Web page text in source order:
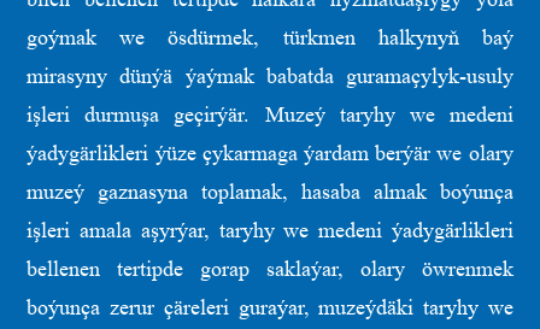
goýmak we ösdürmek, türkmen halkynyň baý
mirasyny dünýä ýaýmak babatda guramaçylyk-usuly
işleri durmuşa geçirýär. Muzeý taryhy we medeni
ýadygärlikleri ýüze çykarmaga ýardam berýär we olary
muzeý gaznasyna toplamak, hasaba almak boýunça
işleri amala aşyrýar, taryhy we medeni ýadygärlikleri
bellenen tertipde gorap saklaýar, olary öwrenmek
boýunça zerur çäreleri guraýar, muzeýdäki taryhy we